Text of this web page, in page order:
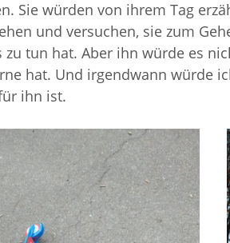
Sie würden von ihrem Tag
und versuchen, sie zum
zu tun hat. Aber ihn würde es
hat. Und irgendwann würde
ihn ist.